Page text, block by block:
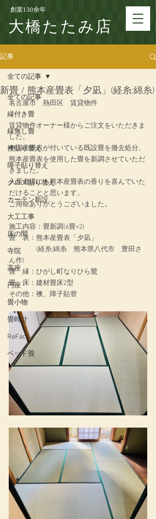
創業130余年
大橋たたみ店
記事
全ての記事
縁付き畳
縁無し畳
襖貼り替え
障子貼り替え
クロス貼り替え
カーテン新設
大工工事
床の間
寺院
高座
円座
畳小物
畳時計
ReFace
ベッド畳
全ての記事
新畳 / 熊本産畳表「夕凪」(経糸:綿糸)
名古屋市　熱田区　賃貸物件
賃貸物件オーナー様からご注文をいただきま
した。
中国産畳表が付いている既設畳を撤去処分、
熊本産畳表を使用した畳を新調させていただ
きました。
入居者様にも熊本産畳表の香りを喜んでいた
だけることと思います。
ご用命ありがとうございました。
施工内容：畳新調(6畳×2)
畳　表：熊本産畳表「夕凪」
(経糸:綿糸　熊本県八代市　豊田さ
ん作)
畳　縁：ひがし町なりひら鶯
畳　床：建材畳床2型
その他：襖、障子貼替